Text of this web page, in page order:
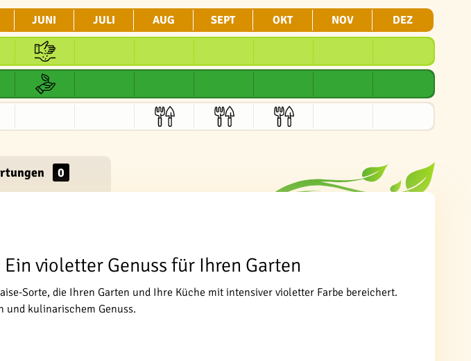
JUNI JULI AUG SEPT OKT NOV DEZ
0
violetter Genuss für Ihren Garten
Sorte, die Ihren Garten und Ihre Küche mit intensiver violetter Farbe bereichert.
und kulinarischem Genuss.